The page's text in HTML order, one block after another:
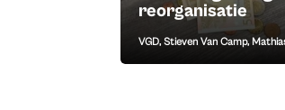
reorganisatie
VGD,Stieven Van Camp,